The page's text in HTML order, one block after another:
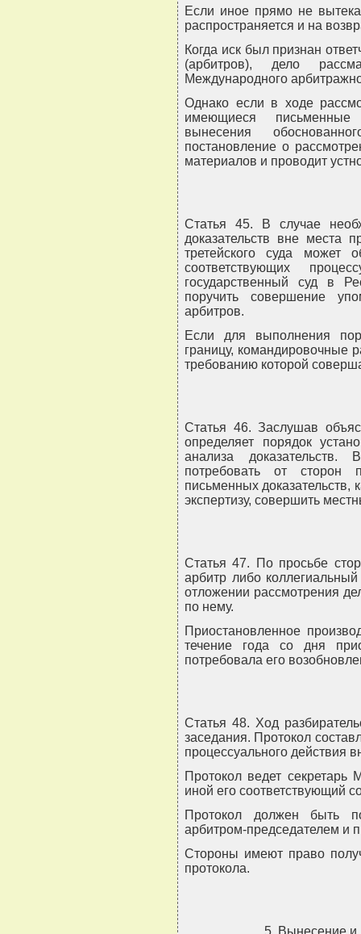
Если иное прямо не
распространяется и на
Когда иск был признан
(арбитров), дело
Международного
Однако если в ходе
имеющиеся письменные
вынесения
постановление о
материалов и проводит
Статья 45. В случае
доказательств вне места
третейского суда может
соответствующих
государственный суд в
поручить совершение
арбитров.
Если для выполнения
границу, командировочные
требованию которой
Статья 46. Заслушав
определяет порядок
анализа
потребовать от сторон
письменных доказательств,
экспертизу, совершить
Статья 47. По просьбе
арбитр либо
отложении рассмотрения
по нему.
Приостановленное
течение года со дня
потребовала его
Статья 48. Ход
заседания. Протокол
процессуального действия
Протокол ведет секретарь
иной его соответствующий
Протокол должен быть
арбитром-председателем и
Стороны имеют право
протокола.
5. Вынесение и